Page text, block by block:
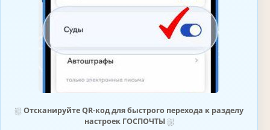
⛆ Отсканируйте QR-код для быстрого перехода к разделу
настроек ГОСПОЧТЫ⛆